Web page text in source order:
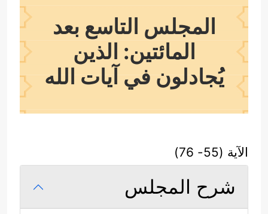
المجلس التاسع بعد
المائتين: الذين
يُجادلون في آيات الله
الآية (55- 76)
شرح المجلس